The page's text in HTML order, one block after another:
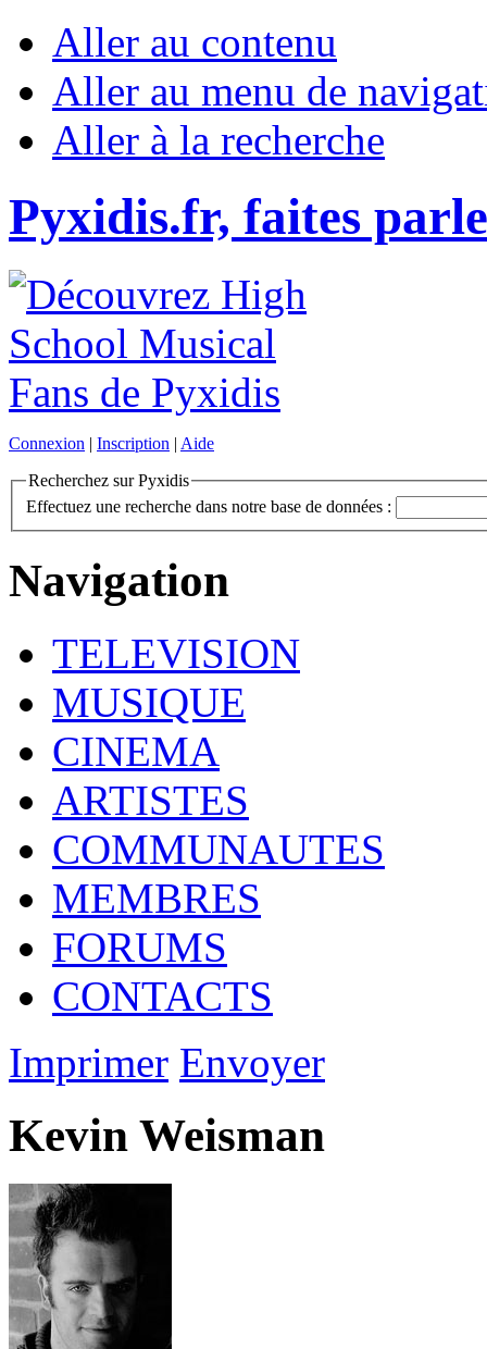
Aller au contenu
Aller au menu de
Aller à la recherche
Pyxidis.fr, faites
Connexion | Inscription | Aide
Recherchez sur Pyxidis
Effectuez une recherche dans notre base de données :
Navigation
TELEVISION
MUSIQUE
CINEMA
ARTISTES
COMMUNAUTES
MEMBRES
FORUMS
CONTACTS
Imprimer Envoyer
Kevin Weisman